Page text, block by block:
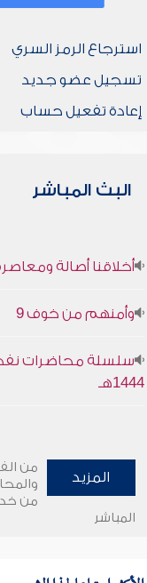
استرجاع الرمز السري
تسجيل عضو جديد
إعادة تفعيل حساب
البث المباشر
أخلاقنا أصالة
وأمنهم من خوف 9
سلسلة محاضرات
1444هـ
المزيد
من
من
المباشر